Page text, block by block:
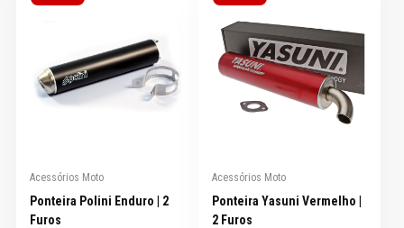
Acessórios Moto
Ponteira Polini Enduro | 2
Furos
Acessórios Moto
Ponteira Yasuni Vermelho |
2 Furos